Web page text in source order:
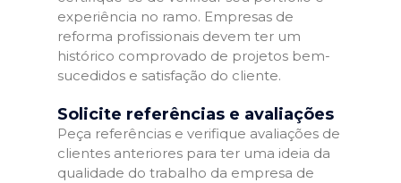
experiência no ramo. Empresas de
reforma profissionais devem ter um
histórico comprovado de projetos bem-
sucedidos e satisfação do cliente.
Solicite referências e avaliações
Peça referências e verifique avaliações de
clientes anteriores para ter uma ideia da
qualidade do trabalho da empresa de